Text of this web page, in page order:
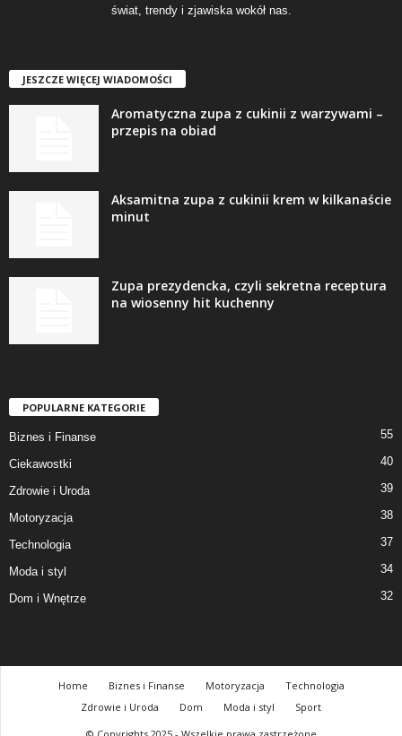
świat, trendy i zjawiska wokół nas.
JESZCZE WIĘCEJ WIADOMOŚCI
Aromatyczna zupa z cukinii z warzywami –
przepis na obiad
Aksamitna zupa z cukinii krem w kilkanaście
minut
Zupa prezydencka, czyli sekretna receptura
na wiosenny hit kuchenny
POPULARNE KATEGORIE
Biznes i Finanse 55
Ciekawostki 40
Zdrowie i Uroda 39
Motoryzacja 38
Technologia 37
Moda i styl 34
Dom i Wnętrze 32
Home Biznes i Finanse Motoryzacja
Technologia
Zdrowie i Uroda
Dom Moda i styl
Sport